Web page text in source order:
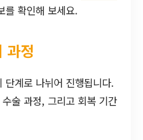
를 확인해 보세요.
과정
단계로 나뉘어 진행됩니다.
술 과정, 그리고 회복 기간